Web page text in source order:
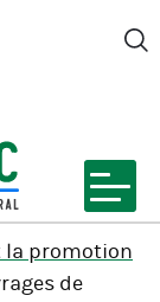
la promotion
de